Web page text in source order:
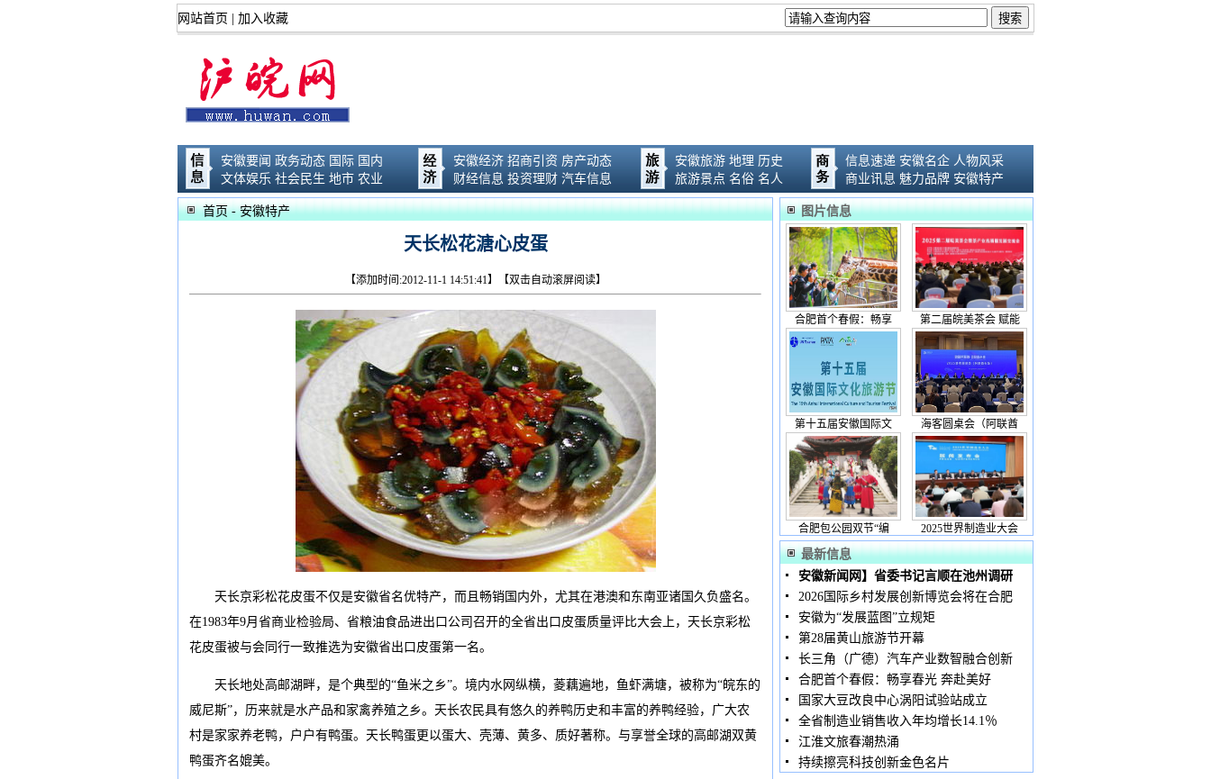
网站首页 加入收藏
安徽要闻 政务动态 国际 国内
文体娱乐 社会民生 地市 农业
安徽经济 招商引资 房产动态
财经信息 投资理财 汽车信息
安徽旅游 地理 历史
旅游景点 名俗 名人
信息速递 安徽名企 人物风采
商业讯息 魅力品牌 安徽特产
首页- 安徽特产
天长松花溏心皮蛋
【添加时间:2012-11-1 14:51:41】【双击自动滚屏阅读】
天长京彩松花皮蛋不仅是安徽省名优特产，而且畅销国内外，尤其在港澳和东南亚诸国久负盛名。
在1983年9月省商业检验局、省粮油食品进出口公司召开的全省出口皮蛋质量评比大会上，天长京彩松
花皮蛋被与会同行一致推选为安徽省出口皮蛋第一名。
天长地处高邮湖畔，是个典型的“鱼米之乡”。境内水网纵横，菱藕遍地，鱼虾满塘，被称为“皖东的
威尼斯”，历来就是水产品和家禽养殖之乡。天长农民具有悠久的养鸭历史和丰富的养鸭经验，广大农
村是家家养老鸭，户户有鸭蛋。天长鸭蛋更以蛋大、壳薄、黄多、质好著称。与享誉全球的高邮湖双黄
鸭蛋齐名媲美。
图片信息
合肥首个春假：畅享 第二届皖美茶会 赋能
第十五届安徽国际文 海客圆桌会（阿联酋
合肥包公园双节“编 2025世界制造业大会
最新信息
安徽新闻网】省委书记言顺在池州调研
2026国际乡村发展创新博览会将在合肥
安徽为“发展蓝图”立规矩
第28届黄山旅游节开幕
长三角（广德）汽车产业数智融合创新
合肥首个春假：畅享春光 奔赴美好
国家大豆改良中心涡阳试验站成立
全省制造业销售收入年均增长14.1％
江淮文旅春潮热涌
持续擦亮科技创新金色名片